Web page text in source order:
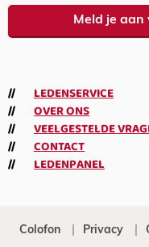
Meld je aan
LEDENSERVICE
OVER ONS
VEELGESTELDE
CONTACT
LEDENPANEL
Colofon Privacy